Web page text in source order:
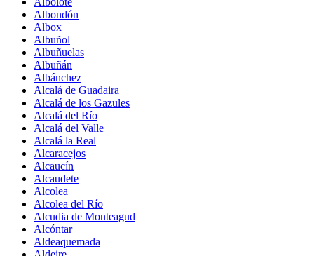
Albondón
Albox
Albuñol
Albuñuelas
Albuñán
Albánchez
Alcalá de Guadaira
Alcalá de los Gazules
Alcalá del Río
Alcalá del Valle
Alcalá la Real
Alcaracejos
Alcaucín
Alcaudete
Alcolea
Alcolea del Río
Alcudia de Monteagud
Alcóntar
Aldeaquemada